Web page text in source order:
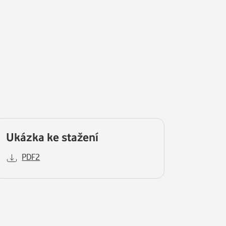
Ukázka ke stažení
PDF2